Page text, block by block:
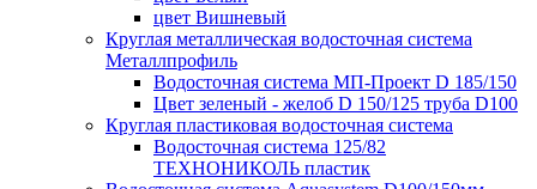
цвет Вишневый
Круглая металлическая водосточная система
Металлпрофиль
Водосточная система МП-Проект D 185/150
Цвет зеленый - желоб D 150/125 труба D100
Круглая пластиковая водосточная система
Водосточная система 125/82
ТЕХНОНИКОЛЬ пластик